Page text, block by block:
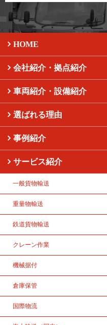
HOME
会社紹介・拠点紹介
車両紹介・設備紹介
選ばれる理由
事例紹介
サービス紹介
一般貨物輸送
重量物輸送
鉄道貨物輸送
クレーン作業
機械据付
倉庫保管
国際物流